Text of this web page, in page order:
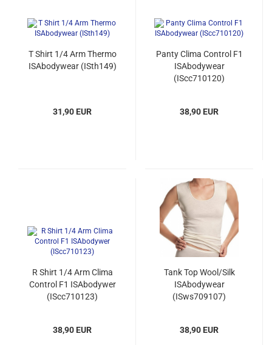
T Shirt 1/4 Arm Thermo
ISAbodywear (ISth149)
31,90 EUR
Panty Clima Control F1
ISAbodywear
(IScc710120)
38,90 EUR
R Shirt 1/4 Arm Clima
Control F1 ISAbodywer
(IScc710123)
38,90 EUR
Tank Top Wool/Silk
ISAbodywear
(ISws709107)
38,90 EUR